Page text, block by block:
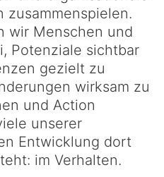
zusammenspielen.
wir Menschen und
Potenziale sichtbar
gezielt zu
wirksam zu
und Action
unserer
Entwicklung dort
im Verhalten.